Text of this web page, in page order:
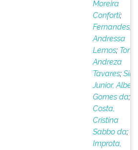
Moreira
Conforti;
Fernandes,
Andressa
Lemos;
Andreza
Tavares;
Junior,
Gomes da;
Costa,
Cristina
Sabbo da;
Improta,